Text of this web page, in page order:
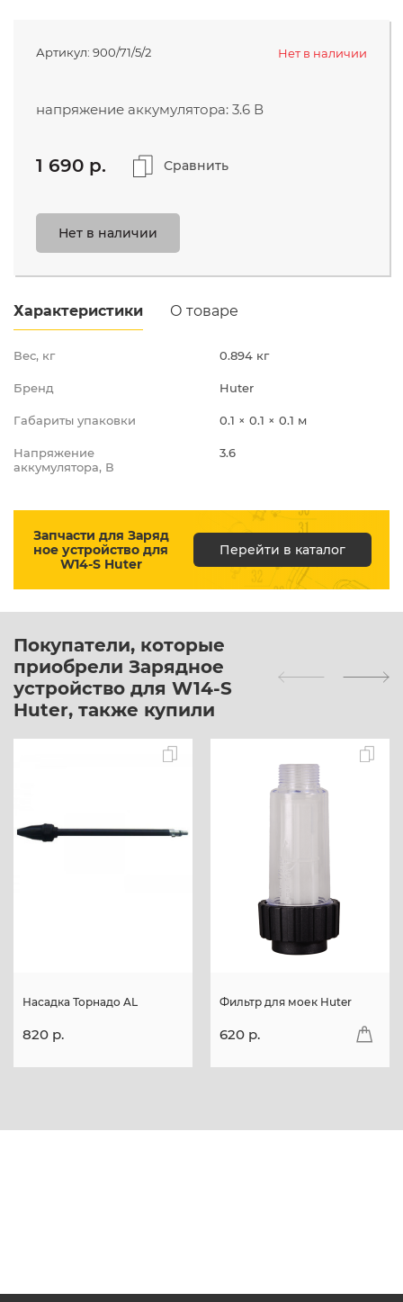
бесплатно с мобильного
take@utake.ru
ЭЛЕКТРОТЕХНИЧЕСКАЯ
Артикул: 900/71/5/2 Нет в наличии
напряжение аккумулятора: 3.6 В
1 690 p. Сравнить
Нет в наличии
Характеристики О товаре
Вес, кг 0.894 кг
Бренд Huter
Габариты упаковки 0.1 × 0.1 × 0.1 м
Напряжение
аккумулятора, В
3.6
Запчасти для Заряд
ное устройство для
W14-S Huter
Перейти в каталог
Покупатели, которые
приобрели Зарядное
устройство для W14-S
Huter, также купили
Насадка Торнадо AL
820 p.
Фильтр для моек Huter
620 p.